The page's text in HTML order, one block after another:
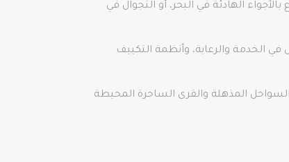
الهادئة في البحر، أو التجوال في
الخدمة والرعاية، وأنظمة التكييف
المذهلة والقرى الساحرة المحيطة